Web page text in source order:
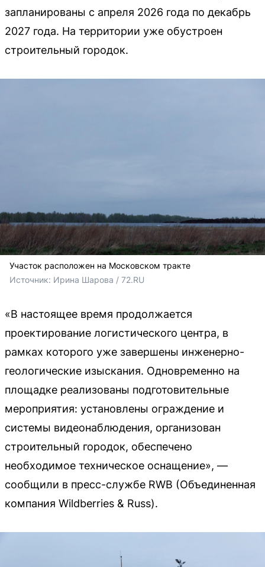
запланированы с апреля 2026 года по декабрь
2027 года. На территории уже обустроен
строительный городок.
Участок расположен на Московском тракте
Источник: Ирина Шарова / 72.RU
«В настоящее время продолжается
проектирование логистического центра, в
рамках которого уже завершены инженерно-
геологические изыскания. Одновременно на
площадке реализованы подготовительные
мероприятия: установлены ограждение и
системы видеонаблюдения, организован
строительный городок, обеспечено
необходимое техническое оснащение», —
сообщили в пресс-службе RWB (Объединенная
компания Wildberries & Russ).